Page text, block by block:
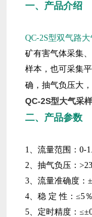
一、产品介绍
QC-2S型双气路
矿有害气体采集
样本，也可采集
确，抽气负压大
QC-2S型大气采
二、产品参数
1、流量范围： 0-
2、抽气负压：
3、流量准确度：
4、稳 定性： ≤5
5、定时精度：